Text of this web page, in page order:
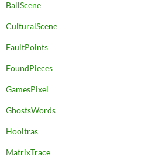
BallScene
CulturalScene
FaultPoints
FoundPieces
GamesPixel
GhostsWords
Hooltras
MatrixTrace